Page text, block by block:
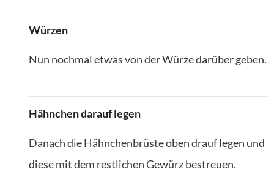
Würzen
Nun nochmal etwas von der Würze darüber geben.
Hähnchen darauf legen
Danach die Hähnchenbrüste oben drauf legen und
diese mit dem restlichen Gewürz bestreuen.